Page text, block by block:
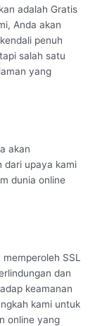
adalah Gratis
Anda akan
penuh
salah satu
yang
akan
dari upaya kami
dunia online
SSL
dan
keamanan
kami untuk
online yang